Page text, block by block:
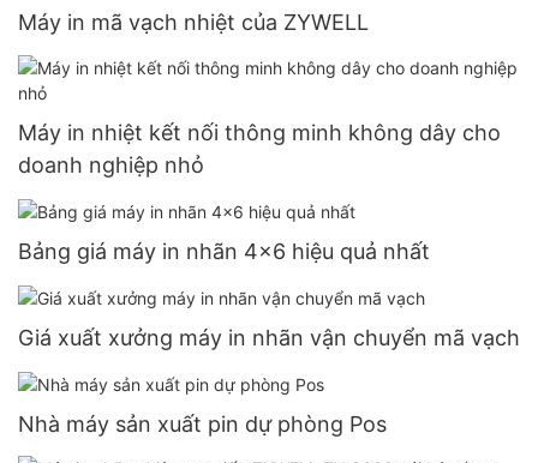
Máy in mã vạch nhiệt của ZYWELL
Máy in nhiệt kết nối thông minh không dây cho
doanh nghiệp nhỏ
Bảng giá máy in nhãn 4x6 hiệu quả nhất
Giá xuất xưởng máy in nhãn vận chuyển mã vạch
Nhà máy sản xuất pin dự phòng Pos